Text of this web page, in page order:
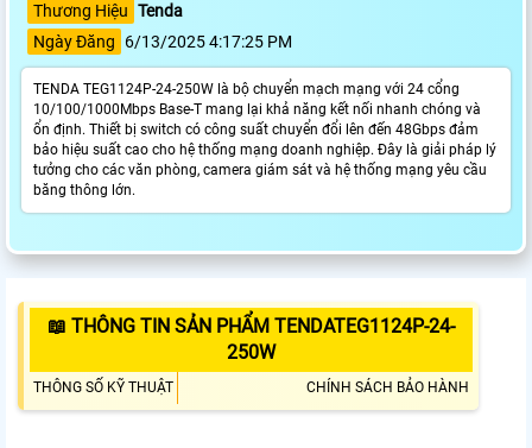
Thương Hiệu Tenda
Ngày Đăng
6/13/2025 4:17:25 PM
TENDA TEG1124P-24-250W là bộ chuyển mạch mạng với 24 cổng
10/100/1000Mbps Base-T mang lại khả năng kết nối nhanh chóng và
ổn định. Thiết bị switch có công suất chuyển đổi lên đến 48Gbps đảm
bảo hiệu suất cao cho hệ thống mạng doanh nghiệp. Đây là giải pháp lý
tưởng cho các văn phòng, camera giám sát và hệ thống mạng yêu cầu
băng thông lớn.
📖 THÔNG TIN SẢN PHẨM TENDATEG1124P-24-
250W
THÔNG SỐ KỸ THUẬT CHÍNH SÁCH BẢO HÀNH